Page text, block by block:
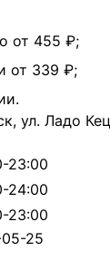
от 455 ₽;
от 339 ₽;
ул. Ладо
23:00
24:00
23:00
25